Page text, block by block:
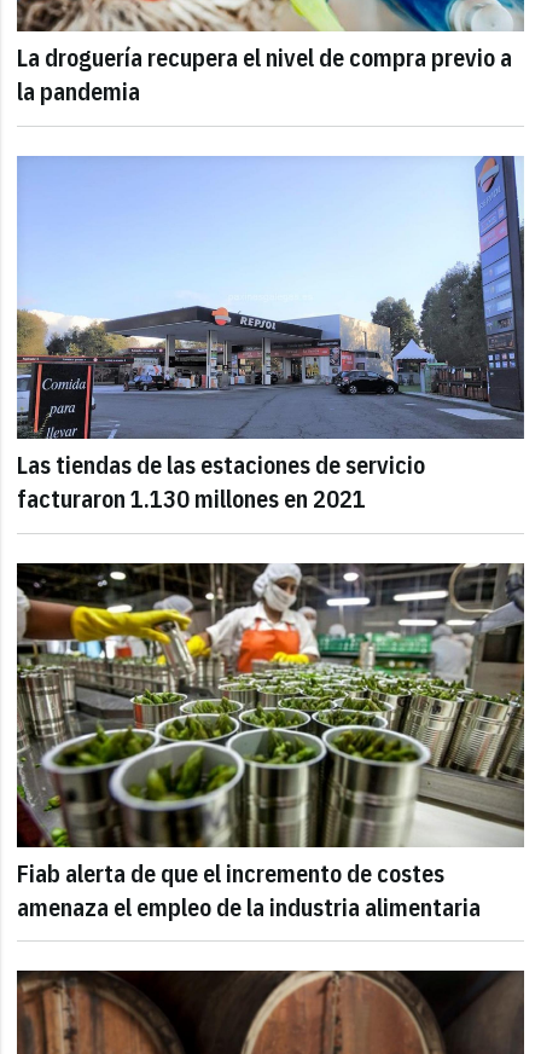
La droguería recupera el nivel de compra previo a
la pandemia
Las tiendas de las estaciones de servicio
facturaron 1.130 millones en 2021
Fiab alerta de que el incremento de costes
amenaza el empleo de la industria alimentaria